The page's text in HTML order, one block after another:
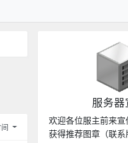
服务器
欢迎各位服主前来
获得推荐图章（联系